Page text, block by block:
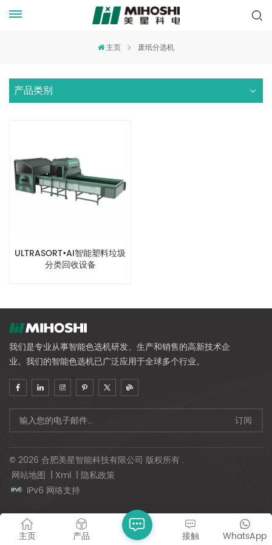
主页 废纸分选机
产品类别
ULTRASORT•AI智能塑料垃圾
分类回收设备
我们是专业从事智能色选机研发、生产和销售的高新技术企
业。我们的智能色选机已广泛应用于全球多个行业。
© 2026 合肥美星智能科技有限公司 版权所有 .
网站地图 | Xml | 隐私政策
IPv6 网络支持
主页 产品 WhatsApp
接触